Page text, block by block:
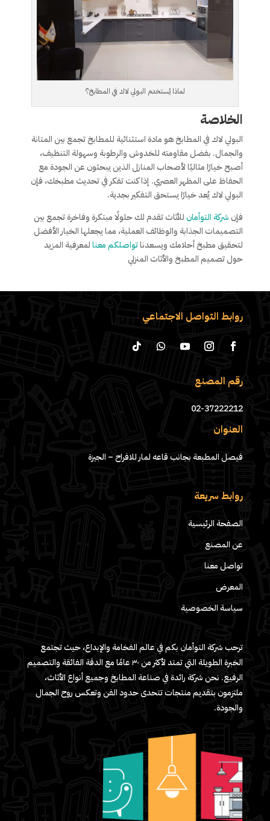
لماذا يُستخدم البولي لاك في المطابخ؟
الخلاصة
البولي لاك في المطابخ هو مادة استثنائية للمطابخ تجمع بين المتانة
والجمال. بفضل مقاومته للخدوش والرطوبة وسهولة التنظيف،
أصبح خيارًا مثاليًا لأصحاب المنازل الذين يبحثون عن الجودة مع
الحفاظ على المظهر العصري. إذا كنت تفكر في تحديث مطبخك، فإن
البولي لاك يُعد خيارًا يستحق التفكير بجدية.
فإن شركة التوأمانللأثاث تقدم لك حلولًا مبتكرة وفاخرة تجمع بين
التصميمات الجذابة والوظائف العملية، مما يجعلها الخيار الأفضل
لتحقيق مطبخ أحلامك ويسعدناتواصلكم معنالمعرفية المزيد
حول تصميم المطبخ والأثاث المنزلي
روابط التواصل الاجتماعي
رقم المصنع
02-37222212
العنوان
فيصل المطبعة بجانب قاعه لمار للافراح – الجيزة
روابط سريعة
الصفحة الرئيسية
عن المصنع
تواصل معنا
المعرض
سياسة الخصوصية
ترحب شركة التوأمان بكم في عالم الفخامة والإبداع، حيث تجتمع
الخبرة الطويلة التي تمتد لأكثر من ٣٠ عامًا مع الدقة الفائقة والتصميم
الرفيع. نحن شركة رائدة في صناعة المطابخ وجميع أنواع الأثاث،
ملتزمون بتقديم منتجات تتحدى حدود الفن وتعكس روح الجمال
والجودة.